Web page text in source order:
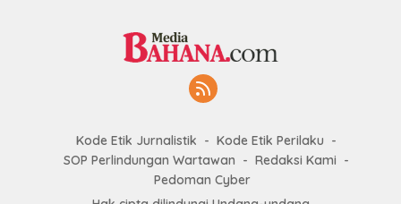
Kode Etik Jurnalistik
Kode Etik Perilaku
SOP Perlindungan Wartawan
Redaksi Kami
Pedoman Cyber